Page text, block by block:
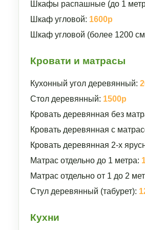
Шкафы распашные (до 1
Шкаф угловой: 1600р
Шкаф угловой (более 1200
Кровати и матрасы
Кухонный угол деревянный:
Стол деревянный: 1500р
Кровать деревянная без
Кровать деревянная с
Кровать деревянная 2-х
Матрас отдельно до 1 метра:
Матрас отдельно от 1 до 2
Стул деревянный (табурет):
Кухни